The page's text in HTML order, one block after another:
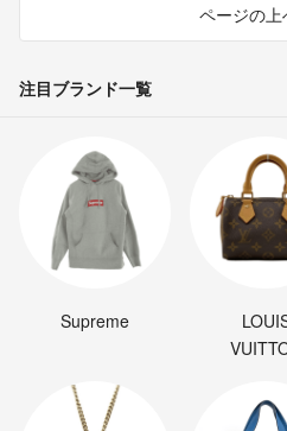
ページの上
注目ブランド一覧
Supreme